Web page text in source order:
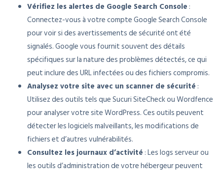
Vérifiez les alertes de Google Search Console :
Connectez-vous à votre compte Google Search Console
pour voir si des avertissements de sécurité ont été
signalés. Google vous fournit souvent des détails
spécifiques sur la nature des problèmes détectés, ce qui
peut inclure des URL infectées ou des fichiers compromis.
Analysez votre site avec un scanner de sécurité :
Utilisez des outils tels que Sucuri SiteCheck ou Wordfence
pour analyser votre site WordPress. Ces outils peuvent
détecter les logiciels malveillants, les modifications de
fichiers et d’autres vulnérabilités.
Consultez les journaux d’activité : Les logs serveur ou
les outils d’administration de votre hébergeur peuvent